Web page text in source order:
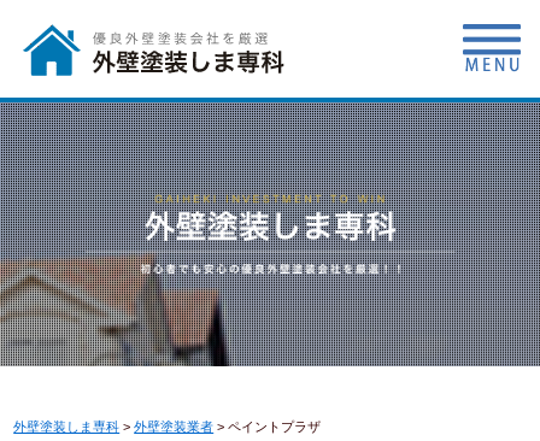
外壁塗装しま専科 >外壁塗装業者 >ペイントプラザ